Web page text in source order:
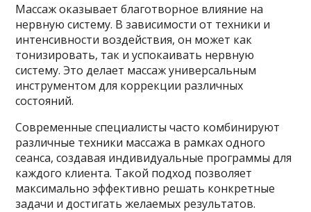
Массаж оказывает благотворное влияние на
нервную систему. В зависимости от техники и
интенсивности воздействия, он может как
тонизировать, так и успокаивать нервную
систему. Это делает массаж универсальным
инструментом для коррекции различных
состояний.
Современные специалисты часто комбинируют
различные техники массажа в рамках одного
сеанса, создавая индивидуальные программы для
каждого клиента. Такой подход позволяет
максимально эффективно решать конкретные
задачи и достигать желаемых результатов.